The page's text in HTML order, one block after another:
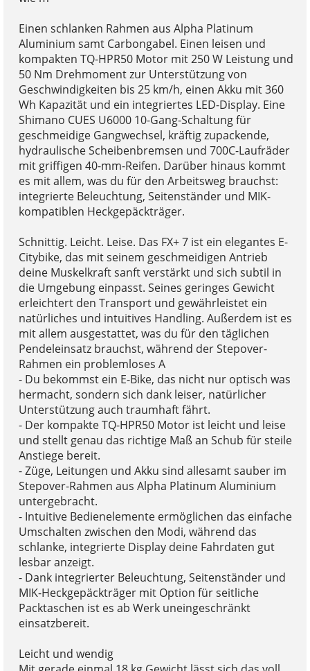
Einen schlanken Rahmen aus Alpha Platinum
Aluminium samt Carbongabel. Einen leisen und
kompakten TQ-HPR50 Motor mit 250 W Leistung und
50 Nm Drehmoment zur Unterstützung von
Geschwindigkeiten bis 25 km/h, einen Akku mit 360
Wh Kapazität und ein integriertes LED-Display. Eine
Shimano CUES U6000 10-Gang-Schaltung für
geschmeidige Gangwechsel, kräftig zupackende,
hydraulische Scheibenbremsen und 700C-Laufräder
mit griffigen 40-mm-Reifen. Darüber hinaus kommt
es mit allem, was du für den Arbeitsweg brauchst:
integrierte Beleuchtung, Seitenständer und MIK-
kompatiblen Heckgepäckträger.
Schnittig. Leicht. Leise. Das FX+ 7 ist ein elegantes E-
Citybike, das mit seinem geschmeidigen Antrieb
deine Muskelkraft sanft verstärkt und sich subtil in
die Umgebung einpasst. Seines geringes Gewicht
erleichtert den Transport und gewährleistet ein
natürliches und intuitives Handling. Außerdem ist es
mit allem ausgestattet, was du für den täglichen
Pendeleinsatz brauchst, während der Stepover-
Rahmen ein problemloses A
- Du bekommst ein E-Bike, das nicht nur optisch was
hermacht, sondern sich dank leiser, natürlicher
Unterstützung auch traumhaft fährt.
- Der kompakte TQ-HPR50 Motor ist leicht und leise
und stellt genau das richtige Maß an Schub für steile
Anstiege bereit.
- Züge, Leitungen und Akku sind allesamt sauber im
Stepover-Rahmen aus Alpha Platinum Aluminium
untergebracht.
- Intuitive Bedienelemente ermöglichen das einfache
Umschalten zwischen den Modi, während das
schlanke, integrierte Display deine Fahrdaten gut
lesbar anzeigt.
- Dank integrierter Beleuchtung, Seitenständer und
MIK-Heckgepäckträger mit Option für seitliche
Packtaschen ist es ab Werk uneingeschränkt
einsatzbereit.
Leicht und wendig